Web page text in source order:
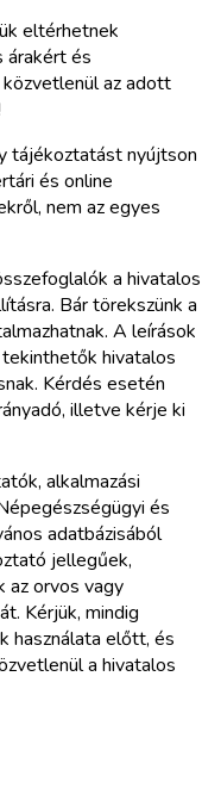
eltérhetnek
árakért és
az adott
tájékoztatást nyújtson
és online
nem az egyes
a hivatalos
Bár törekszünk a
A leírások
hivatalos
Kérdés esetén
illetve kérje ki
alkalmazási
és
adatbázisából
jellegűek,
az orvos vagy
Kérjük, mindig
használata előtt, és
a hivatalos